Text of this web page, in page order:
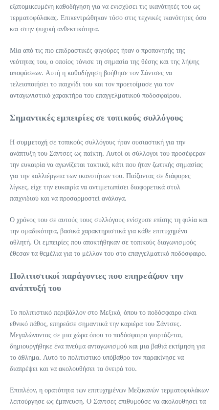
εξατομικευμένη καθοδήγηση για να ενισχύσει τις ικανότητές του ως
τερματοφύλακας. Επικεντρώθηκαν τόσο στις τεχνικές ικανότητες όσο
και στην ψυχική ανθεκτικότητα.
Μία από τις πιο επιδραστικές φιγούρες ήταν ο προπονητής της
νεότητας του, ο οποίος τόνισε τη σημασία της θέσης και της λήψης
αποφάσεων. Αυτή η καθοδήγηση βοήθησε τον Σάντσες να
τελειοποιήσει το παιχνίδι του και τον προετοίμασε για τον
ανταγωνιστικό χαρακτήρα του επαγγελματικού ποδοσφαίρου.
Σημαντικές εμπειρίες σε τοπικούς συλλόγους
Η συμμετοχή σε τοπικούς συλλόγους ήταν ουσιαστική για την
ανάπτυξη του Σάντσες ως παίκτη. Αυτοί οι σύλλογοι του προσέφεραν
την ευκαιρία να αγωνίζεται τακτικά, κάτι που ήταν ζωτικής σημασίας
για την καλλιέργεια των ικανοτήτων του. Παίζοντας σε διάφορες
λίγκες, είχε την ευκαιρία να αντιμετωπίσει διαφορετικά στυλ
παιχνιδιού και να προσαρμοστεί ανάλογα.
Ο χρόνος του σε αυτούς τους συλλόγους ενίσχυσε επίσης τη φιλία και
την ομαδικότητα, βασικά χαρακτηριστικά για κάθε επιτυχημένο
αθλητή. Οι εμπειρίες που αποκτήθηκαν σε τοπικούς διαγωνισμούς
έθεσαν τα θεμέλια για το μέλλον του στο επαγγελματικό ποδόσφαιρο.
Πολιτιστικοί παράγοντες που επηρεάζουν την
ανάπτυξή του
Το πολιτιστικό περιβάλλον στο Μεξικό, όπου το ποδόσφαιρο είναι
εθνικό πάθος, επηρεάσε σημαντικά την καριέρα του Σάντσες.
Μεγαλώνοντας σε μια χώρα όπου το ποδόσφαιρο γιορτάζεται,
δημιουργήθηκε ένα πνεύμα ανταγωνισμού και μια βαθιά εκτίμηση για
το άθλημα. Αυτό το πολιτιστικό υπόβαθρο τον παρακίνησε να
διαπρέψει και να ακολουθήσει τα όνειρά του.
Επιπλέον, η ορατότητα των επιτυχημένων Μεξικανών τερματοφυλάκων
λειτούργησε ως έμπνευση. Ο Σάντσες επιθυμούσε να ακολουθήσει τα